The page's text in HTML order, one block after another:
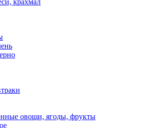
овощи, ягоды, фрукты